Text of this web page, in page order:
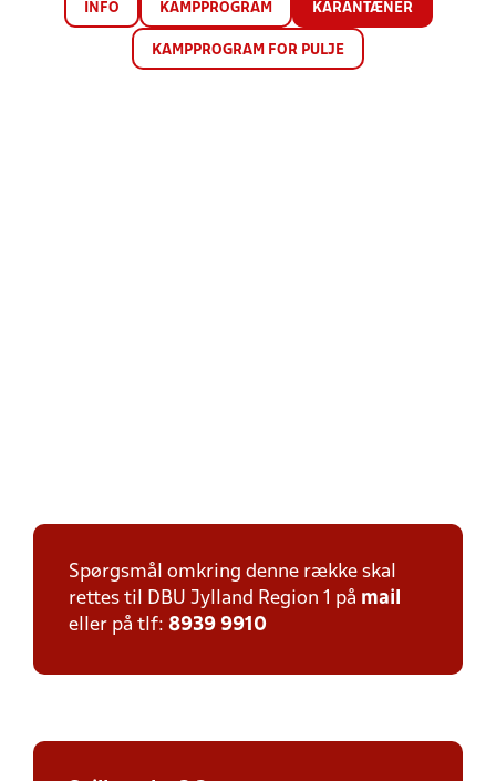
INFO KAMPPROGRAM KARANTÆNER
KAMPPROGRAM FOR PULJE
Spørgsmål omkring denne række skal
rettes til DBU Jylland Region 1 på mail
eller på tlf: 8939 9910